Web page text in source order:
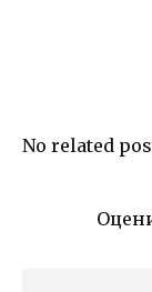
No related